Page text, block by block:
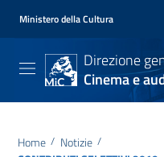
Ministero della Cultura
Direzione
Cinema e
Home / Notizie /